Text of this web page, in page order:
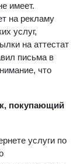
имеет.
на рекламу
услуг,
на аттестат
письма в
что
покупающий
услуги по